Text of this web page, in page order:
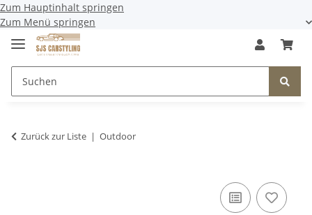
Zum Hauptinhalt springen
Zum Menü springen
Zurück zur Liste Outdoor